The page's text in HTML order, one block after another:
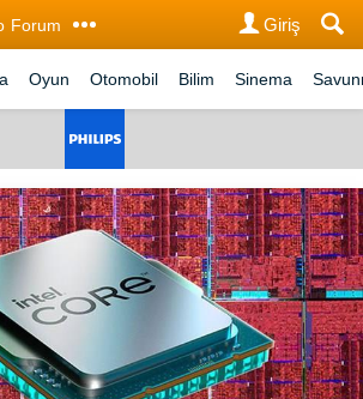
Forum Giriş
Oyun Otomobil Bilim Sinema